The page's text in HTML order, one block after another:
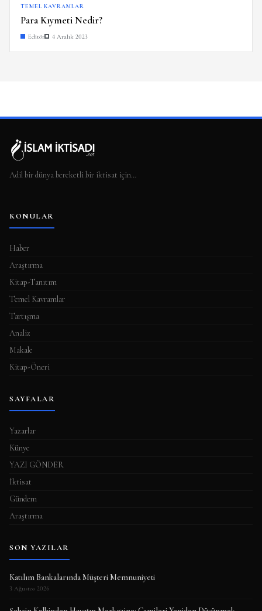
TEMEL KAVRAMLAR
Para Kıymeti Nedir?
Editör 4 Aralık 2023
Adil bir dünya bereketli bir iktisat için…
KONULAR
Haber
Araştırma
Kitap-Tanıtım
Temel Kavramlar
Tartışma
Analiz
Makale
Kitap-Öneri
SAYFALAR
Yazarlar
Künye
YAZI GÖNDER
İktisat
Gündem
Araştırma
SON YAZILAR
Katılım Bankalarında Müşteri Memnuniyeti
3 Ağustos 2026